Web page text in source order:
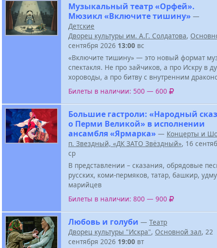
Музыкальный театр «Орфей».
Мюзикл «Включите тишину» —
Детские
Дворец культуры им. А.Г. Солдатова,
сентября 2026 13:00 вс
«Включите тишину» — это новый формат
спектакля. Не про зайчиков, а про Искру в
хороводы, а про битву с внутренним
Билеты в наличии: 500 — 600
Большие гастроли: «Народный сказ
о Перми Великой» в исполнении
ансамбля «Ярмарка» — Концерты и
п. Звездный, «ДК ЗАТО Звёздный», 16
ср
В представлении – сказания, обрядовые
русских, коми-пермяков, татар, башкир,
марийцев
Билеты в наличии: 800 — 900
Любовь и голуби — Театр
Дворец культуры "Искра", Основной зал, 22
сентября 2026 19:00 вт